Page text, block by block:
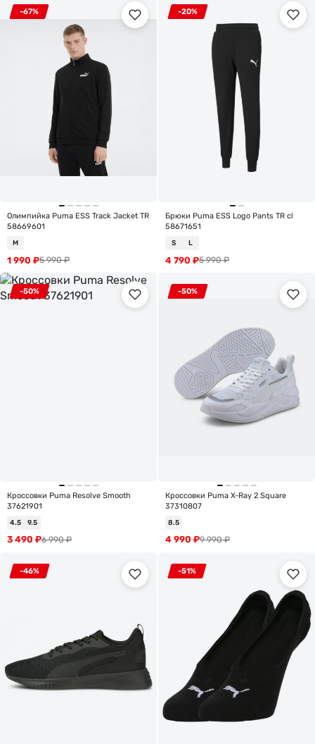
-67%
Олимпийка Puma ESS Track Jacket TR
58669601
M
5 990₽
1 990 ₽
-20%
Брюки Puma ESS Logo Pants TR cl
58671651
S L
5 990₽
4 790 ₽
-50%
Кроссовки Puma Resolve Smooth
37621901
4.5 9.5
6 990₽
3 490 ₽
-50%
Кроссовки Puma X-Ray 2 Square
37310807
8.5
9 990₽
4 990 ₽
-46% -51%